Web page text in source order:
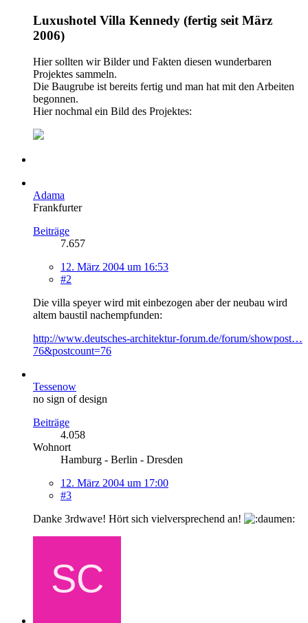
Luxushotel Villa Kennedy (fertig seit März
2006)
Hier sollten wir Bilder und Fakten diesen wunderbaren
Projektes sammeln.
Die Baugrube ist bereits fertig und man hat mit den Arbeiten
begonnen.
Hier nochmal ein Bild des Projektes:
Adama
Frankfurter
Beiträge
7.657
12. März 2004 um 16:53
#2
Die villa speyer wird mit einbezogen aber der neubau wird
altem baustil nachempfunden:
http://www.deutsches-architektur-forum.de/forum/showpost…
76&postcount=76
Tessenow
no sign of design
Beiträge
4.058
Wohnort
Hamburg - Berlin - Dresden
12. März 2004 um 17:00
#3
Danke 3rdwave! Hört sich vielversprechend an!